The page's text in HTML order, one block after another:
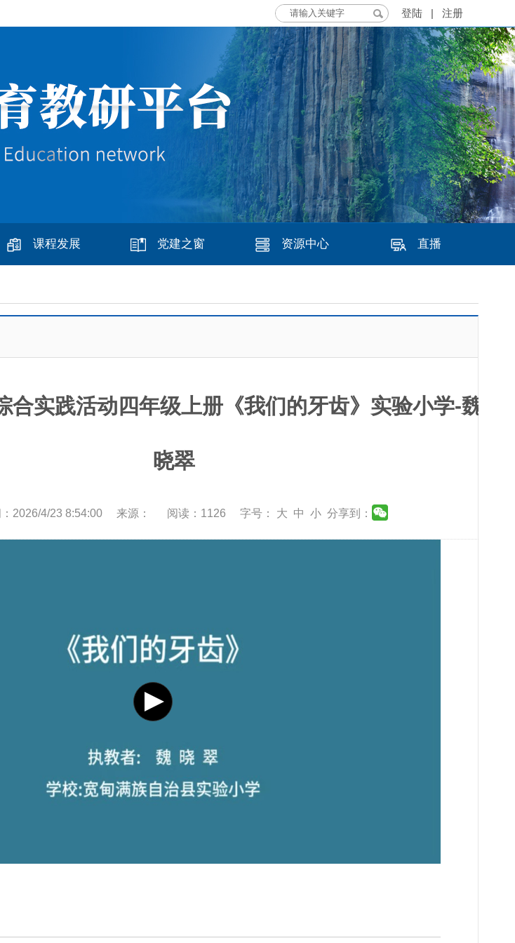
登陆 | 注册
课程发展 党建之窗 资源中心 直播
合实践活动四年级上册《我们的牙齿》实验小学-魏
晓翠
：2026/4/23 8:54:00 来源： 阅读：1126 字号： 大 中 小 分享到：